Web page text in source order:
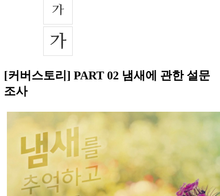
[커버스토리] PART 02 냄새에 관한 설문
조사